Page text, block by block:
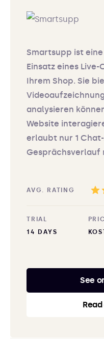
Smartsupp ist
Einsatz eines
Ihrem Shop. Sie
analysieren
Website
erlaubt nur 1
Gesprächsverlauf
AVG. RATING
TRIAL
14 DAYS
See